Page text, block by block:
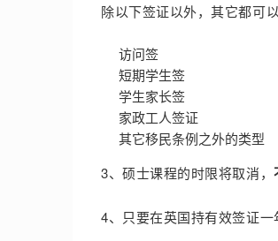
除以下签证以外，其它都可
访问签
短期学生签
学生家长签
家政工人签证
其它移民条例之外的类型
3、硕士课程的时限将取消，
4、只要在英国持有效签证一